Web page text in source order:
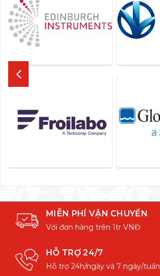
MIỄN PHÍ VẬN CHUYỂN
Với đơn hàng trên 1tr VNĐ
HỖ TRỢ 24/7
Hỗ trợ 24h/ngày và 7 ngày/tuần